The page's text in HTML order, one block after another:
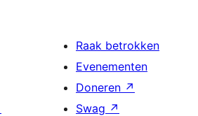
Raak betrokken
Evenementen
Doneren ↗
Swag ↗